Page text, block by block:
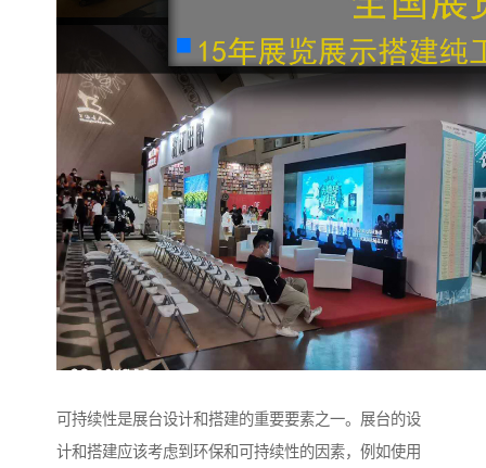
可持续性是展台设计和搭建的重要要素之一。展台的设
计和搭建应该考虑到环保和可持续性的因素，例如使用